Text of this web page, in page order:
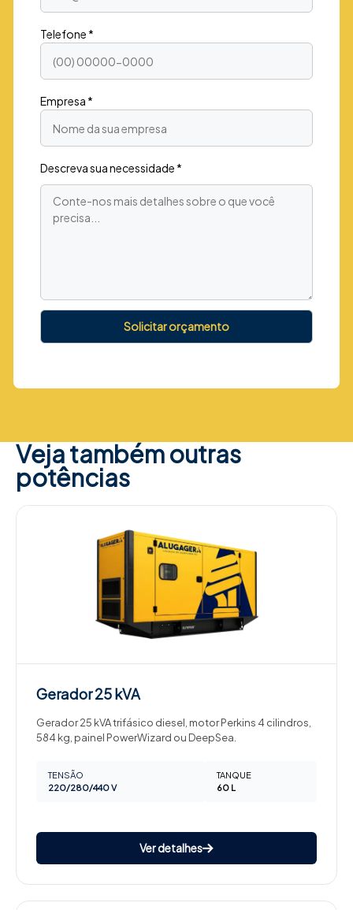
Telefone *
Empresa *
Descreva sua necessidade *
Veja também outras
potências
Gerador25 kVA
Gerador 25 kVA trifásico diesel, motor Perkins 4 cilindros,
584 kg, painel PowerWizard ou DeepSea.
TENSÃO
220/280/440 V
TANQUE
60 L
Ver detalhes